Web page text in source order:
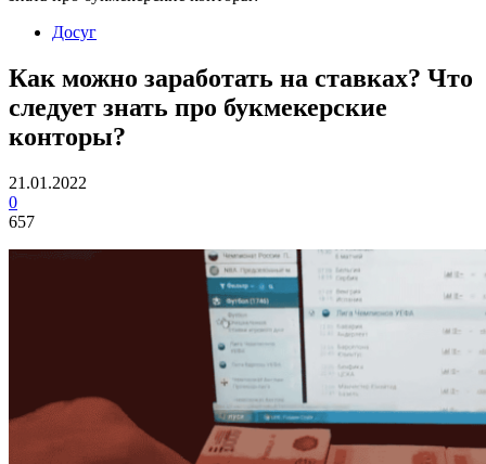
Досуг
Как можно заработать на ставках? Что
следует знать про букмекерские
конторы?
21.01.2022
0
657